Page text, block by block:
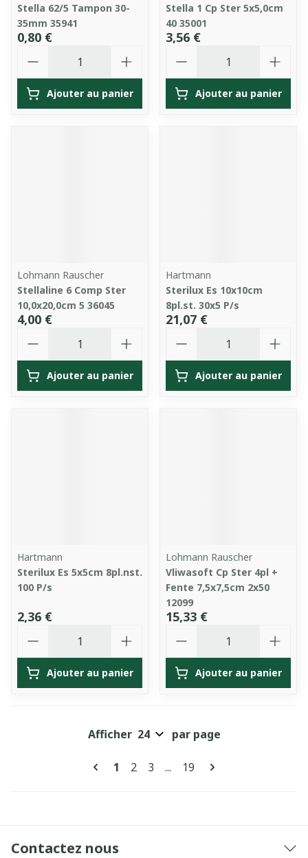
Stella 62/5 Tampon 30-
35mm 35941
0,80 €
Ajouter au panier
Stella 1 Cp Ster 5x5,0cm
40 35001
3,56 €
Ajouter au panier
Lohmann Rauscher
Stellaline 6 Comp Ster
10,0x20,0cm 5 36045
4,00 €
Ajouter au panier
Hartmann
Sterilux Es 10x10cm
8pl.st. 30x5 P/s
21,07 €
Ajouter au panier
Hartmann
Sterilux Es 5x5cm 8pl.nst.
100 P/s
2,36 €
Ajouter au panier
Lohmann Rauscher
Vliwasoft Cp Ster 4pl +
Fente 7,5x7,5cm 2x50
12099
15,33 €
Ajouter au panier
Pages
Vous lisez actuellement la page
1 Page
2 Page
3 ... Page
19
Afficher par page
Contactez nous